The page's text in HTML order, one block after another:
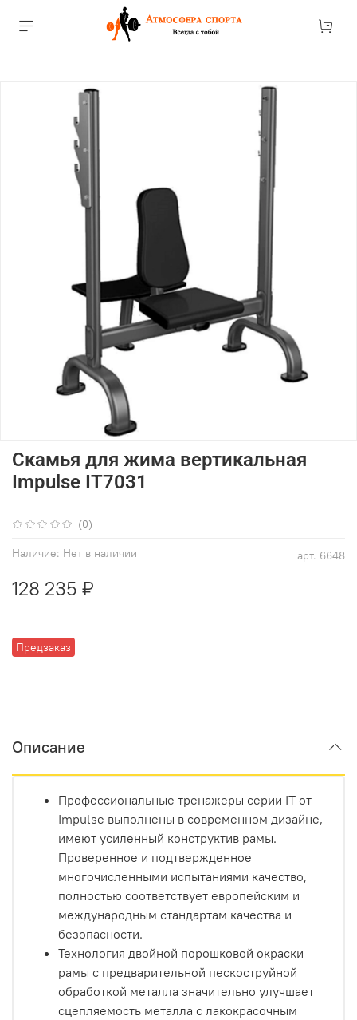
(0)
арт. 6648
Наличие: Нет в наличии
Предзаказ
Скамья для жима вертикальная
Impulse IT7031
128 235 ₽
Описание
Профессиональные тренажеры серии IT от
Impulse выполнены в современном дизайне,
имеют усиленный конструктив рамы.
Проверенное и подтвержденное
многочисленными испытаниями качество,
полностью соответствует европейским и
международным стандартам качества и
безопасности.
Технология двойной порошковой окраски
рамы с предварительной пескоструйной
обработкой металла значительно улучшает
сцепляемость металла с лакокрасочным